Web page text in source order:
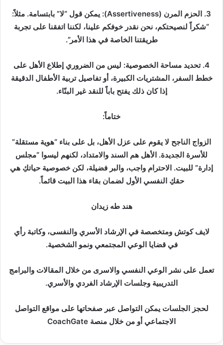
3. الحزم المرن (Assertiveness): يمكن قول “لا” بابتسامة. مثلاً:
“شكراً لنصيحتكم، نحن نقدر خوفكم علينا، لكننا اتفقنا على تجربة
طريقتنا الخاصة في هذا الأمر”.
4. تحديد مساحة الخصوصية: ليس من الضروري إطلاع الأهل على
خطط السفر، المشتريات الكبيرة، أو تفاصيل تربية الأطفال الدقيقة
إذا كان ذلك يفتح باباً للنقد غير البنّاء.
ختاماً:
الزواج الناجح لا يقوم على عزل الأهل، بل على بناء “هوية مستقلة”
للأسرة الجديدة. الأهل هم السند والامتداد، لكنهم ليسوا “مجلس
إدارة” للبيت. الاحترام واجب، والبر فضيلة، لكن خصوصية حياتكِ هي
حقكِ النفسي الأول لضمان بقاء هذا البيت قائماً.
هند طه زيدان
لايف كوتش ومتخصصة في الإرشاد الأسري والنفسى، وكاتبة رأي
في قضايا الوعي المجتمعي ونمو الشخصية.
تعمل على نشر الوعي النفسي والاسرى من خلال المقالات والبرامج
التدريبية وجلسات الإرشاد الفردي والأسري.
لحجز الجلسات يمكن التواصل عبر صفحاتها على مواقع التواصل
الاجتماعي أو من خلال منصة CoachGate